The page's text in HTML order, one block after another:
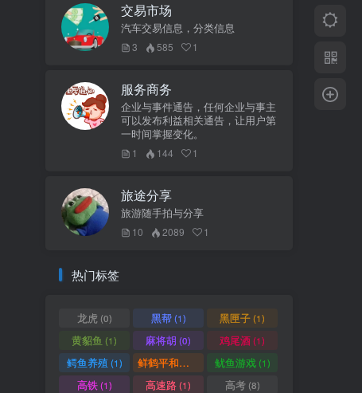
交易市场
汽车交易信息，分类信息
3 585 1
服务商务
企业与事件通告，任何企业与事主
可以发布利益相关通告，让用户第
一时间掌握变化。
1 144 1
旅途分享
旅游随手拍与分享
10 2089 1
热门标签
龙虎(0) 黑帮(1) 黑匣子(1)
黄貂鱼 (1) 麻将胡 (0) 鸡尾酒(1)
鳄鱼养殖(1) 鲜鹤平和赏 鱿鱼游戏(1)
高铁(1) 高速路(1) 高考(8)